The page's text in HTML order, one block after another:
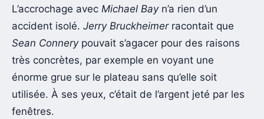
L’accrochage avec Michael Bayn’a rien d’un
accident isolé. Jerry Bruckheimerracontait que
Sean Connerypouvait s’agacer pour des raisons
très concrètes, par exemple en voyant une
énorme grue sur le plateau sans qu’elle soit
utilisée. À ses yeux, c’était de l’argent jeté par les
fenêtres.